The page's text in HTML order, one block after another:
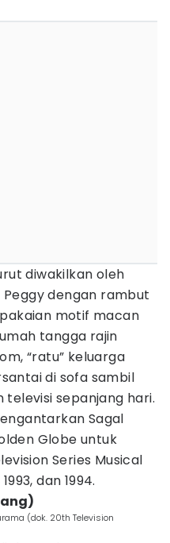
diwakilkan oleh
dengan rambut
motif macan
tangga rajin
“ratu” keluarga
di sofa sambil
sepanjang hari.
Sagal
Globe untuk
Series Musical
dan 1994.
(dok. 20th Television